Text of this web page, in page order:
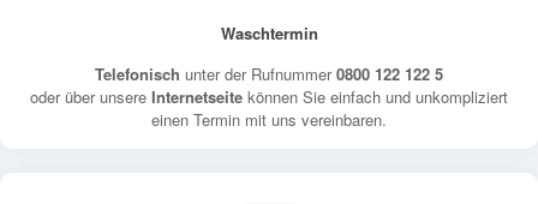
Waschtermin
Telefonisch unter der Rufnummer0800 122 122 5
oder über unsere Internetseite können Sie einfach und unkompliziert
einen Termin mit uns vereinbaren.